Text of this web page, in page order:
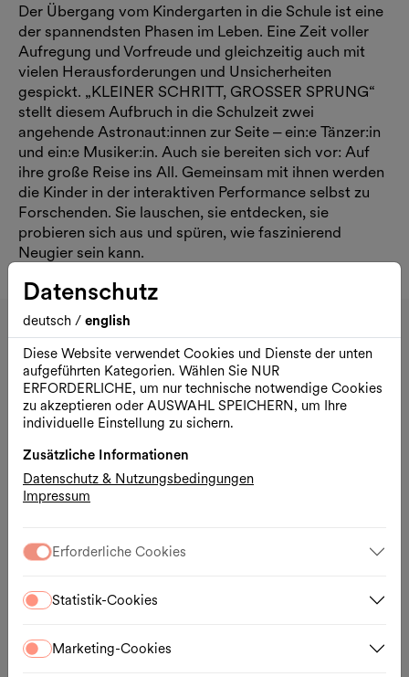
Der Übergang vom Kindergarten in die Schule ist eine
der spannendsten Phasen im Leben. Eine Zeit voller
Aufregung und Vorfreude und gleichzeitig auch mit
vielen Herausforderungen und Unsicherheiten
gespickt. „KLEINER SCHRITT, GROSSER SPRUNG“
stellt diesem Aufbruch in die Schulzeit zwei
angehende Astronaut:innen zur Seite ‒ ein:e Tänzer:in
und ein:e Musiker:in. Auch sie bereiten sich vor: Auf
ihre große Reise ins All. Gemeinsam mit ihnen werden
die Kinder in der interaktiven Performance selbst zu
Forschenden. Sie lauschen, sie entdecken, sie
probieren sich aus und spüren, wie faszinierend
Neugier sein kann.
DSCHUNGEL WIEN
Öffnungszeiten
Mi. – Fr., Kassa 16:30 – 18:30 Uhr
Datenschutz
deutsch / english
Diese Website verwendet Cookies und Dienste der unten
aufgeführten Kategorien. Wählen Sie NUR
ERFORDERLICHE, um nur technische notwendige Cookies
zu akzeptieren oder AUSWAHL SPEICHERN, um Ihre
individuelle Einstellung zu sichern.
Zusätzliche Informationen
Datenschutz & Nutzungsbedingungen
Impressum
Erforderliche Cookies
Statistik-Cookies
Marketing-Cookies